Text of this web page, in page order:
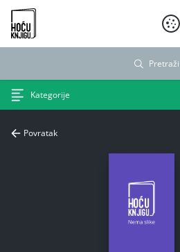
Hoću knjigu crni logo
Pretraži
Kategorije
Povratak